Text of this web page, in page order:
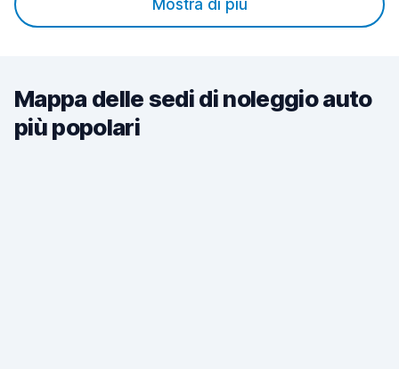
Mostra di più
Mappa delle sedi di noleggio auto
più popolari